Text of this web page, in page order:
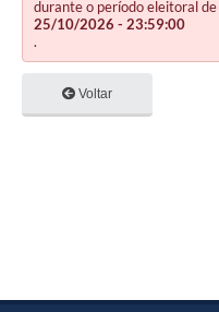
durante o período eleitoral de
25/10/2026 - 23:59:00
.
Voltar